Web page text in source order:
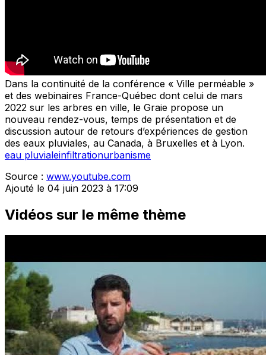
Dans la continuité de la conférence « Ville perméable »
et des webinaires France-Québec dont celui de mars
2022 sur les arbres en ville, le Graie propose un
nouveau rendez-vous, temps de présentation et de
discussion autour de retours d’expériences de gestion
des eaux pluviales, au Canada, à Bruxelles et à Lyon.
eau pluvialeinfiltrationurbanisme
Source : www.youtube.com
Ajouté le 04 juin 2023 à 17:09
Vidéos sur le même thème